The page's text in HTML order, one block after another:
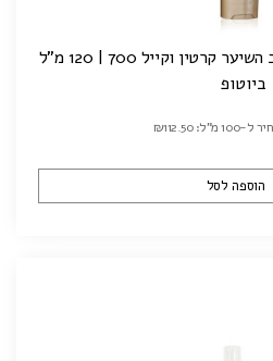
וקייל 700 | 120 מ"ל
ביוטופ
ל-100 מ"ל: ₪112.50
הוספה לסל